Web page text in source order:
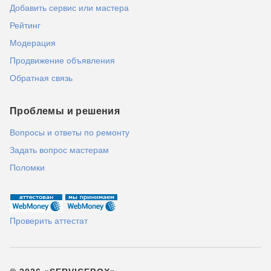
Добавить сервис или мастера
Рейтинг
Модерация
Продвижение объявления
Обратная связь
Проблемы и решения
Вопросы и ответы по ремонту
Задать вопрос мастерам
Поломки
Проверить аттестат